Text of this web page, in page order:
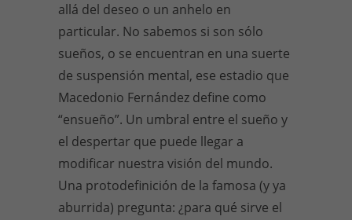
allá del deseo o un anhelo en
particular. No sabemos si son sólo
sueños, o se encuentran en una suerte
de suspensión mental, ese estadio que
Macedonio Fernández define como
“ensueño”. Un umbral entre el sueño y
el despertar que puede llegar a
modificar nuestra visión del mundo.
Una protodefinición de la famosa (y ya
aburrida) pregunta: ¿para qué sirve el